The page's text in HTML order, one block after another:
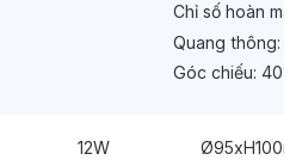
Chỉ số hoàn
Quang thông:
Góc chiếu: 40°
12W